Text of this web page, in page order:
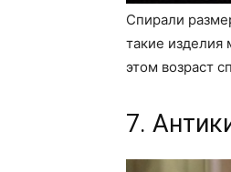
Спирали
такие изделия
этом возраст
7.